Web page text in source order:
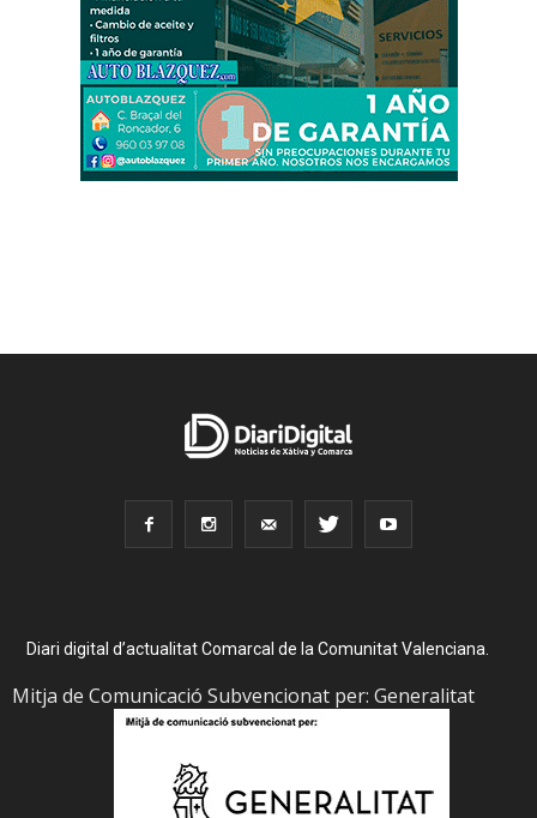
Diari digital d’actualitat Comarcal de la Comunitat Valenciana.
Mitja de Comunicació Subvencionat per: Generalitat